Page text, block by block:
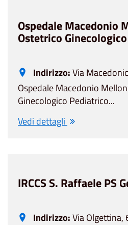
Ospedale Macedonio
Ostetrico
Indirizzo:Via
Ospedale Macedonio
Ginecologico Pediatrico...
Vedi dettagli
IRCCS S. Raffaele PS
Indirizzo:Via Olgettina,